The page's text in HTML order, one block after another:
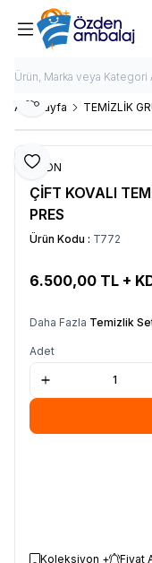
Ana Sayfa TEMİZLİK
Favoriye Ekle
Paylaş
OZDN
ÇİFT KOVALI
PRES
Ürün Kodu : T772
6.500,00 TL +
Daha Fazla Temizlik
Adet
Koleksiyon + Fiyat